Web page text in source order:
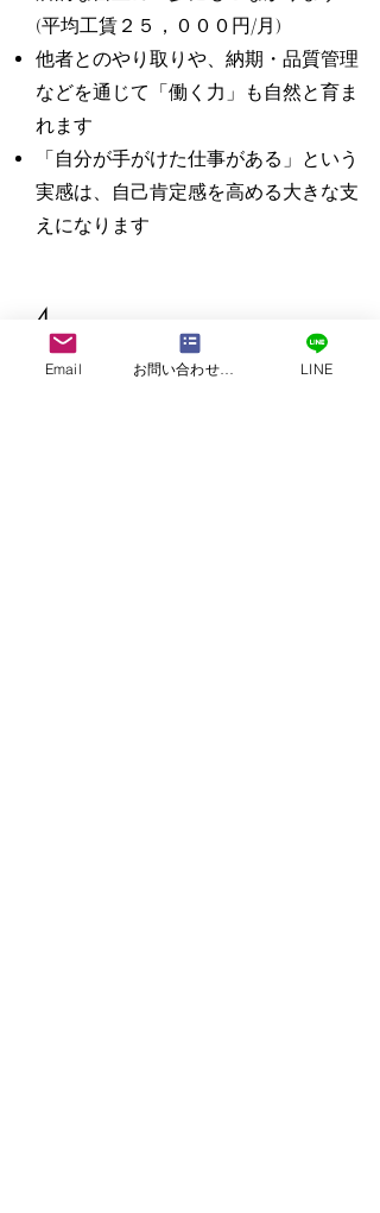
(平均工賃２５，０００円/月)
他者とのやり取りや、納期・品質管理
などを通じて「働く力」も自然と育ま
れます
「自分が手がけた仕事がある」という
実感は、自己肯定感を高める大きな支
えになります
4
Email お問い合わせフォーム LINE